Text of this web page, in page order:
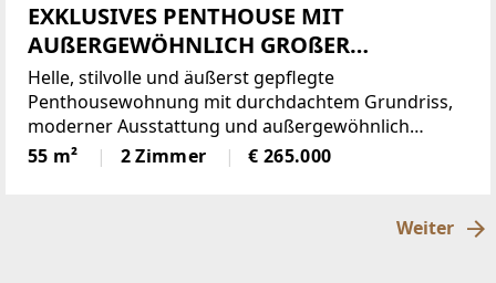
EXKLUSIVES PENTHOUSE MIT
AUßERGEWÖHNLICH GROßER
DACHTERRASSE UND TRAUMHAFTEM
WEITBLICK
Helle, stilvolle und äußerst gepflegte
Penthousewohnung mit durchdachtem Grundriss,
moderner Ausstattung und außergewöhnlich
großer Dachterrasse. Der offene, lichtdurchflutete
Wohn- und Essbereich mit geschmackvoller
55 m² 2 Zimmer € 265.000
Weiter